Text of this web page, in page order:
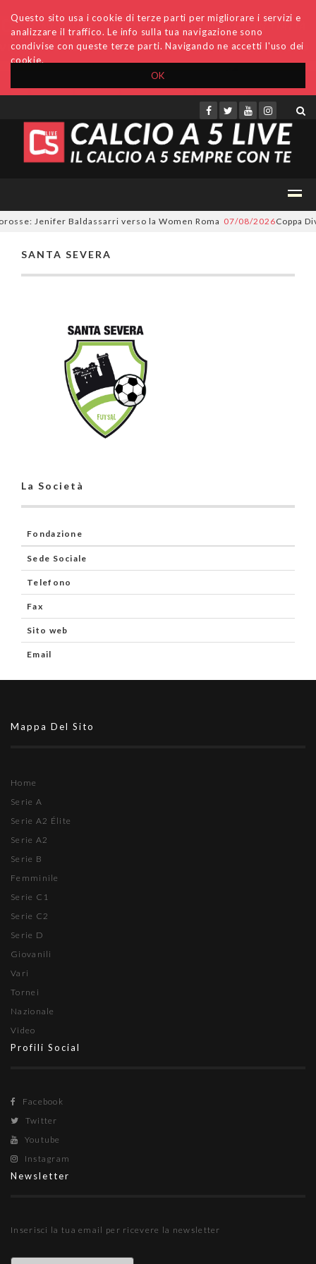
OK
Questo sito usa i cookie di terze parti per migliorare i servizi e
analizzare il traffico. Le info sulla tua navigazione sono
condivise con queste terze parti. Navigando ne accetti l'uso dei
cookie.
Accedi Archivio Invio comunicati Redazione
Jenifer Baldassarri verso la Women Roma 07/08/2026 Coppa
SANTA SEVERA
La Società
Fondazione
Sede Sociale
Telefono
Fax
Sito web
Email
Mappa Del Sito
Home
Serie A
Serie A2 Élite
Serie A2
Serie B
Femminile
Serie C1
Serie C2
Serie D
Giovanili
Vari
Tornei
Nazionale
Video
Profili Social
Facebook
Twitter
Youtube
Instagram
Newsletter
Inserisci la tua email per ricevere la newsletter